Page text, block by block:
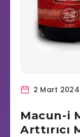
2 Mart 2024
Macun-i
Arttırıcı